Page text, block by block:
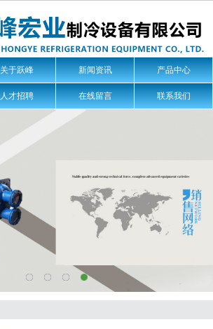
关于跃峰 新闻资讯 产品中心
人才招聘 在线留言 联系我们